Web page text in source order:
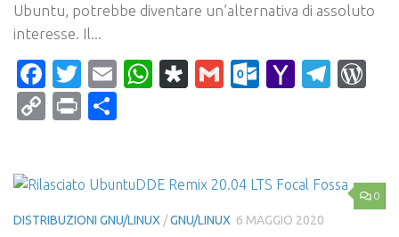
Ubuntu, potrebbe diventare un’alternativa di assoluto
interesse. Il...
Facebook
Twitter
EmailWhatsApp
Diaspora
Gmail Yahoo
CopyPrint
0
DISTRIBUZIONI GNU/LINUX /GNU/LINUX 6 MAGGIO 2020